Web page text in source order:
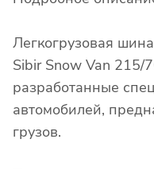
Легкогрузовая
Sibir Snow Van 215/
разработанные
автомобилей,
грузов.